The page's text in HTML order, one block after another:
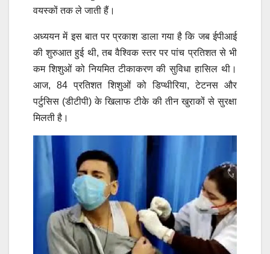
वयस्कों तक ले जाती हैं।
अध्ययन में इस बात पर प्रकाश डाला गया है कि जब ईपीआई
की शुरुआत हुई थी, तब वैश्विक स्तर पर पांच प्रतिशत से भी
कम शिशुओं को नियमित टीकाकरण की सुविधा हासिल थी।
आज, 84 प्रतिशत शिशुओं को डिप्थीरिया, टेटनस और
पर्टुसिस (डीटीपी) के खिलाफ टीके की तीन खुराकों से सुरक्षा
मिलती है।